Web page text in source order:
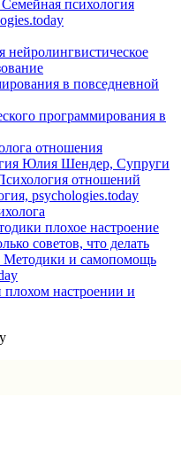
программирования в
плохом настроении и